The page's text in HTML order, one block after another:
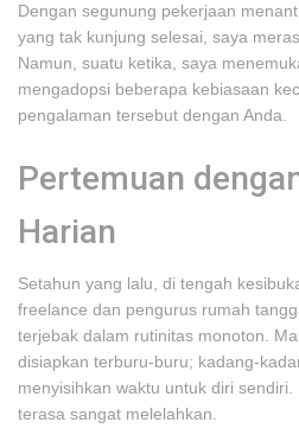
Dengan segunung pekerjaan
yang tak kunjung selesai, saya
Namun, suatu ketika, saya
mengadopsi beberapa kebiasaan
pengalaman tersebut dengan Anda.
Pertemuan
Harian
Setahun yang lalu, di tengah
freelance dan pengurus rumah
terjebak dalam rutinitas monoton.
disiapkan terburu-buru; kadang-
menyisihkan waktu untuk diri
terasa sangat melelahkan.